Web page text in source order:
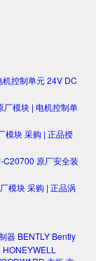
控制单元 24V DC
模块 | 电机控制单
模块 采购 | 正品授
C20700 原厂安全装
模块 采购 | 正品涡
器 BENTLY Bently
HONEYWELL